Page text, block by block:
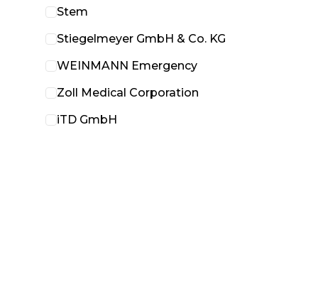
Stem
Stiegelmeyer GmbH & Co. KG
WEINMANN Emergency
Zoll Medical Corporation
iTD GmbH